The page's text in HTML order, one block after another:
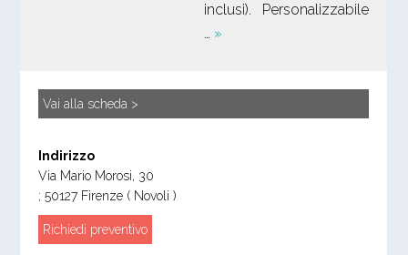
inclusi). Personalizzabile
… »
Vai alla scheda >
Indirizzo
Via Mario Morosi, 30
;50127 Firenze ( Novoli )
Richiedi preventivo